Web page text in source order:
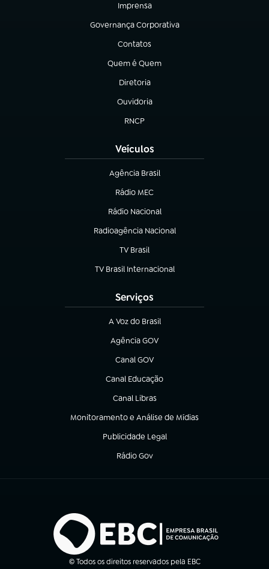
Imprensa
(abre em nova aba)
Governança Corporativa
(abre em nova aba)
Contatos
(abre em nova aba)
Quem é Quem
(abre em nova aba)
Diretoria
(abre em nova aba)
Ouvidoria
(abre em nova aba)
RNCP
(abre em nova aba)
Veículos
Agência Brasil
(abre em nova aba)
Rádio MEC
(abre em nova aba)
Rádio Nacional
Radioagência Nacional
(abre em nova aba)
TV Brasil
(abre em nova aba)
TV Brasil Internacional
(abre em nova aba)
Serviços
A Voz do Brasil
(abre em nova aba)
Agência GOV
(abre em nova aba)
Canal GOV
(abre em nova aba)
Canal Educação
(abre em nova aba)
Canal Libras
(abre em nova aba)
Monitoramento e Análise de Mídias
(abre em nova aba)
Publicidade Legal
(abre em nova aba)
Rádio Gov
(abre em nova aba)
© Todos os direitos reservados pela EBC